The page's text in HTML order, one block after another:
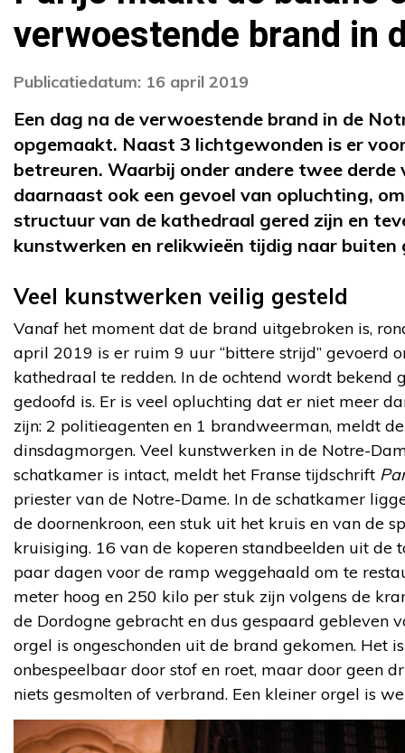
verwoestende brand in
Publicatiedatum: 16 april 2019
Een dag na de verwoestende brand in de
opgemaakt. Naast 3 lichtgewonden is er
betreuren. Waarbij onder andere twee derde
daarnaast ook een gevoel van opluchting,
structuur van de kathedraal gered zijn en
kunstwerken en relikwieën tijdig naar buiten
Veel kunstwerken veilig gesteld
Vanaf het moment dat de brand uitgebroken is,
april 2019 is er ruim 9 uur “bittere strijd” gevoerd
kathedraal te redden. In de ochtend wordt bekend
gedoofd is. Er is veel opluchting dat er niet meer
zijn: 2 politieagenten en 1 brandweerman, meldt
dinsdagmorgen. Veel kunstwerken in de Notre-
schatkamer is intact, meldt het Franse tijdschrift
priester van de Notre-Dame. In de schatkamer
de doornenkroon, een stuk uit het kruis en van de
kruisiging. 16 van de koperen standbeelden uit de
paar dagen voor de ramp weggehaald om te
meter hoog en 250 kilo per stuk zijn volgens de
de Dordogne gebracht en dus gespaard gebleven
orgel is ongeschonden uit de brand gekomen. Het
onbespeelbaar door stof en roet, maar door geen
niets gesmolten of verbrand. Een kleiner orgel is